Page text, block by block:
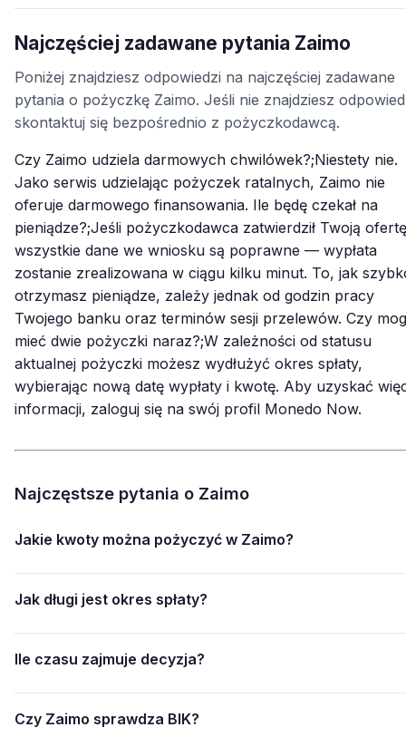
Najczęściej zadawane pytania Zaimo
Poniżej znajdziesz odpowiedzi na najczęściej zadawane
pytania o pożyczkę Zaimo. Jeśli nie znajdziesz
skontaktuj się bezpośrednio z pożyczkodawcą.
Czy Zaimo udziela darmowych chwilówek?;Niestety nie.
Jako serwis udzielając pożyczek ratalnych, Zaimo nie
oferuje darmowego finansowania. Ile będę czekał na
pieniądze?;Jeśli pożyczkodawca zatwierdził Twoją
wszystkie dane we wniosku są poprawne — wypłata
zostanie zrealizowana w ciągu kilku minut. To, jak
otrzymasz pieniądze, zależy jednak od godzin pracy
Twojego banku oraz terminów sesji przelewów. Czy
mieć dwie pożyczki naraz?;W zależności od statusu
aktualnej pożyczki możesz wydłużyć okres spłaty,
wybierając nową datę wypłaty i kwotę. Aby uzyskać
informacji, zaloguj się na swój profil Monedo Now.
Najczęstsze pytania o Zaimo
Jakie kwoty można pożyczyć w Zaimo?
Jak długi jest okres spłaty?
Ile czasu zajmuje decyzja?
Czy Zaimo sprawdza BIK?